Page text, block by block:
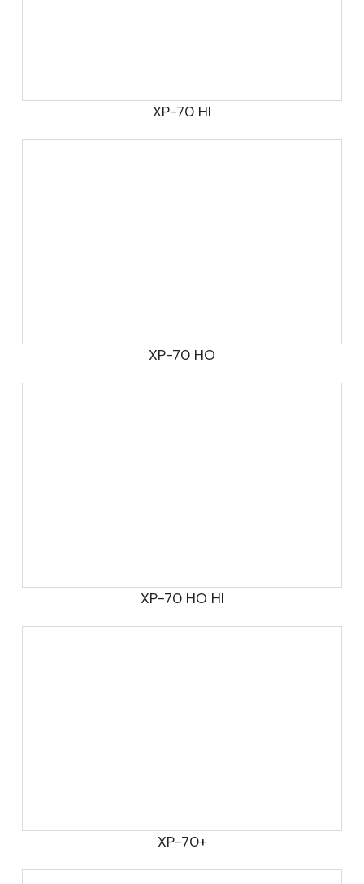
XP-70 HI
XP-70 HO
XP-70 HO HI
XP-70+